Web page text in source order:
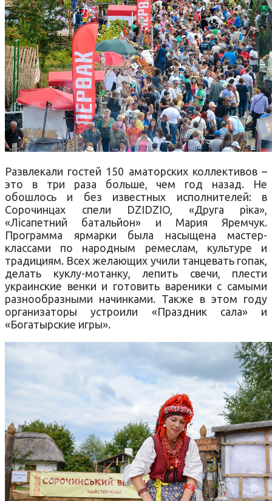
Развлекали гостей 150 аматорских коллективов –
это в три раза больше, чем год назад. Не
обошлось и без известных исполнителей: в
Сорочинцах спели DZIDZIO, «Друга ріка»,
«Лісапетний батальйон» и Мария Яремчук.
Программа ярмарки была насыщена мастер-
классами по народным ремеслам, культуре и
традициям. Всех желающих учили танцевать гопак,
делать куклу-мотанку, лепить свечи, плести
украинские венки и готовить вареники с самыми
разнообразными начинками. Также в этом году
организаторы устроили «Праздник сала» и
«Богатырские игры».